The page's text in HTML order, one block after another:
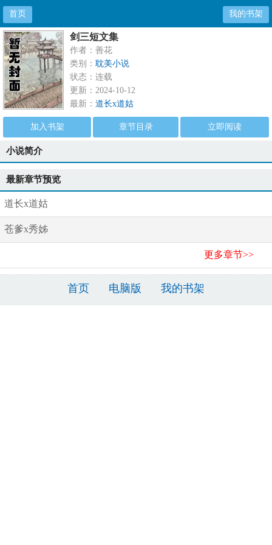
首页 我的书架
剑三短文集
作者：善花
类别： 耽美小说
状态：连载
更新：2024-10-12
最新： 道长x道姑
加入书架 章节目录 立即阅读
小说简介
最新章节预览
道长x道姑
苍爹x秀姊
更多章节>>
首页 电脑版 我的书架